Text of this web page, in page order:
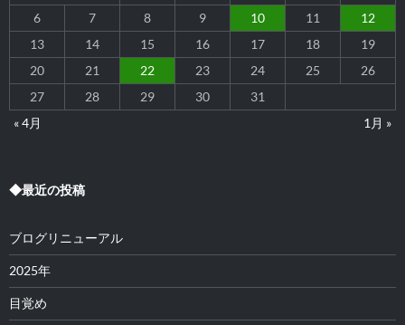
6
7 8 9 10 11
12
13
14 15 16 17 18
19
20
21 22 23 24 25
26
27
28 29 30
31
« 4月
1月 »
◆最近の投稿
ブログリニューアル
2025年
目覚め